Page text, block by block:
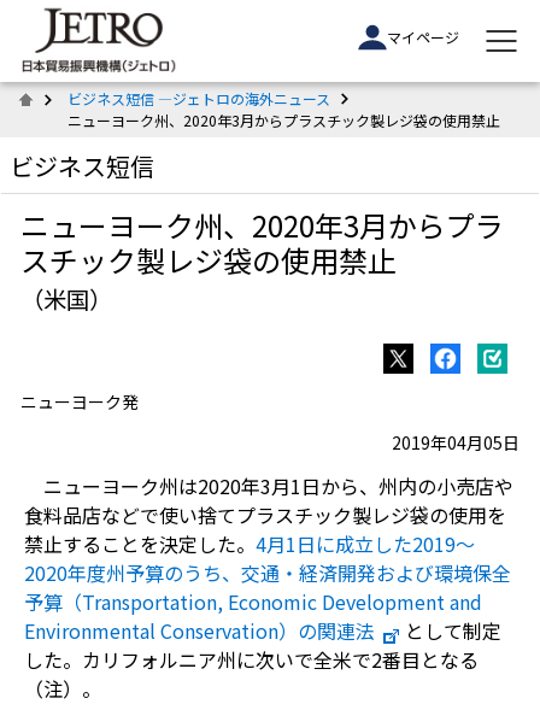
マイページ
ビジネス短信 ―ジェトロの海外ニュース
ニューヨーク州、2020年3月からプラスチック製レジ袋の使用禁止
ビジネス短信
ニューヨーク州、2020年3月からプラ
スチック製レジ袋の使用禁止
（米国）
ニューヨーク発
2019年04月05日
ニューヨーク州は2020年3月1日から、州内の小売店や
食料品店などで使い捨てプラスチック製レジ袋の使用を
禁止することを決定した。 4月1日に成立した2019～
2020年度州予算のうち、交通・経済開発および環境保全
予算（Transportation, Economic Development and
Environmental Conservation）の関連法
として制定
した。カリフォルニア州に次いで全米で2番目となる
（注）。